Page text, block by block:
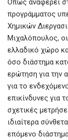
Όπως αναφέρει
προγράμματος
Χημικών
Μιχαλόπουλος,
ελλαδικό χώρο
όσο διάστημα
ερώτηση για την
για το
επικίνδυνες για
σχετικές
ιδιαίτερα
επόμενο